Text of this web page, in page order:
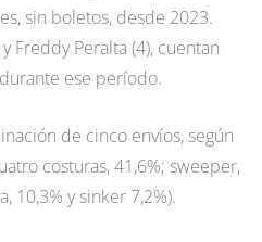
sin boletos, desde 2023.
Freddy Peralta (4), cuentan
ese período.
de cinco envíos, según
costuras, 41,6%; sweeper,
10,3% y sinker 7,2%).